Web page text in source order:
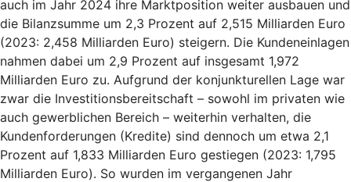
auch im Jahr 2024 ihre Marktposition weiter ausbauen und
die Bilanzsumme um 2,3 Prozent auf 2,515 Milliarden Euro
(2023: 2,458 Milliarden Euro) steigern. Die Kundeneinlagen
nahmen dabei um 2,9 Prozent auf insgesamt 1,972
Milliarden Euro zu. Aufgrund der konjunkturellen Lage war
zwar die Investitionsbereitschaft – sowohl im privaten wie
auch gewerblichen Bereich – weiterhin verhalten, die
Kundenforderungen (Kredite) sind dennoch um etwa 2,1
Prozent auf 1,833 Milliarden Euro gestiegen (2023: 1,795
Milliarden Euro). So wurden im vergangenen Jahr